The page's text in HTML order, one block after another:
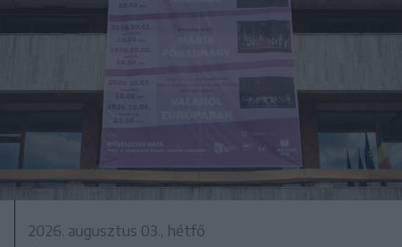
2026. augusztus 03., hétfő